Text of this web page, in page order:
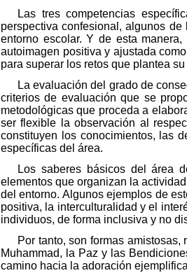
Las tres competencias
perspectiva confesional, algunos
entorno escolar. Y de esta
autoimagen positiva y ajustada
para superar los retos que plantea
La evaluación del grado de
criterios de evaluación que se
metodológicas que proceda a
ser flexible la observación al
constituyen los conocimientos, las
específicas del área.
Los saberes básicos del área
elementos que organizan la
del entorno. Algunos ejemplos de
positiva, la interculturalidad y el
individuos, de forma inclusiva y no
Por tanto, son formas
Muhammad, la Paz y las
camino hacia la adoración